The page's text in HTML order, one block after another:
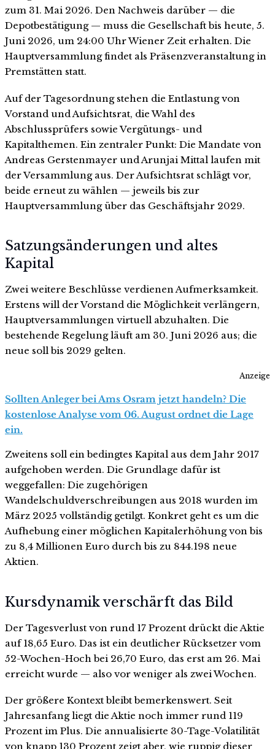
zum 31. Mai 2026. Den Nachweis darüber — die
Depotbestätigung — muss die Gesellschaft bis heute, 5.
Juni 2026, um 24:00 Uhr Wiener Zeit erhalten. Die
Hauptversammlung findet als Präsenzveranstaltung in
Premstätten statt.
Auf der Tagesordnung stehen die Entlastung von
Vorstand und Aufsichtsrat, die Wahl des
Abschlussprüfers sowie Vergütungs- und
Kapitalthemen. Ein zentraler Punkt: Die Mandate von
Andreas Gerstenmayer und Arunjai Mittal laufen mit
der Versammlung aus. Der Aufsichtsrat schlägt vor,
beide erneut zu wählen — jeweils bis zur
Hauptversammlung über das Geschäftsjahr 2029.
Satzungsänderungen und altes
Kapital
Zwei weitere Beschlüsse verdienen Aufmerksamkeit.
Erstens will der Vorstand die Möglichkeit verlängern,
Hauptversammlungen virtuell abzuhalten. Die
bestehende Regelung läuft am 30. Juni 2026 aus; die
neue soll bis 2029 gelten.
Anzeige
Sollten Anleger bei Ams Osram jetzt handeln? Die
kostenlose Analyse vom 06. August ordnet die Lage
ein.
Zweitens soll ein bedingtes Kapital aus dem Jahr 2017
aufgehoben werden. Die Grundlage dafür ist
weggefallen: Die zugehörigen
Wandelschuldverschreibungen aus 2018 wurden im
März 2025 vollständig getilgt. Konkret geht es um die
Aufhebung einer möglichen Kapitalerhöhung von bis
zu 8,4 Millionen Euro durch bis zu 844.198 neue
Aktien.
Kursdynamik verschärft das Bild
Der Tagesverlust von rund 17 Prozent drückt die Aktie
auf 18,65 Euro. Das ist ein deutlicher Rücksetzer vom
52-Wochen-Hoch bei 26,70 Euro, das erst am 26. Mai
erreicht wurde — also vor weniger als zwei Wochen.
Der größere Kontext bleibt bemerkenswert. Seit
Jahresanfang liegt die Aktie noch immer rund 119
Prozent im Plus. Die annualisierte 30-Tage-Volatilität
von knapp 130 Prozent zeigt aber, wie ruppig dieser